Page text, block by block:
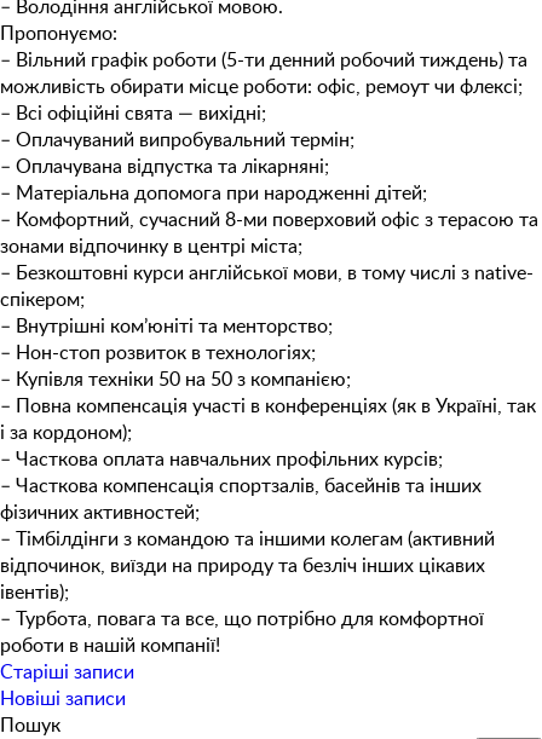
– Володіння англійської мовою.
Пропонуємо:
– Вільний графік роботи (5-ти денний робочий тиждень) та
можливість обирати місце роботи: офіс, ремоут чи флексі;
– Всі офіційні свята — вихідні;
– Оплачуваний випробувальний термін;
– Оплачувана відпустка та лікарняні;
– Матеріальна допомога при народженні дітей;
– Комфортний, сучасний 8-ми поверховий офіс з терасою та
зонами відпочинку в центрі міста;
– Безкоштовнi курси англійської мови, в тому числі з native-
спікером;
– Внутрішні ком’юніті та менторство;
– Нон-стоп розвиток в технологіях;
– Купівля техніки 50 на 50 з компанією;
– Повна компенсація участі в конференціях (як в Україні, так
і за кордоном);
– Часткова оплата навчальних профільних курсів;
– Часткова компенсація спортзалів, басейнів та інших
фізичних активностей;
– Тімбілдінги з командою та іншими колегам (активний
відпочинок, виїзди на природу та безліч інших цікавих
івентів);
– Турбота, повага та все, що потрібно для комфортної
роботи в нашій компанії!
Навігація
за
записами
Старіші записи
Новіші записи
Пошук